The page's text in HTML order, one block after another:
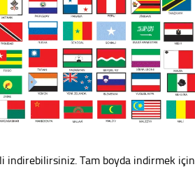
Tam boyda indirmek için